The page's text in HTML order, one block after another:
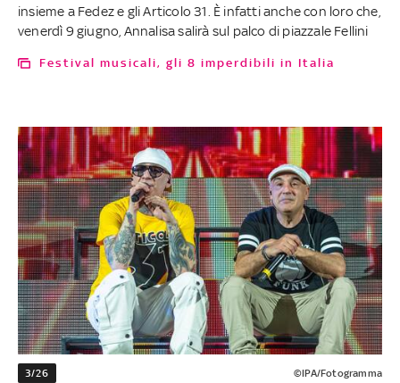
insieme a Fedez e gli Articolo 31. È infatti anche con loro che,
venerdì 9 giugno, Annalisa salirà sul palco di piazzale Fellini
Festival musicali, gli 8 imperdibili in Italia
3/26 ©IPA/Fotogramma